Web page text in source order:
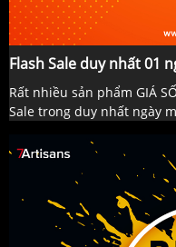
Flash Sale duy nhất 01
Rất nhiều sản phẩm GIÁ
Sale trong duy nhất ngày